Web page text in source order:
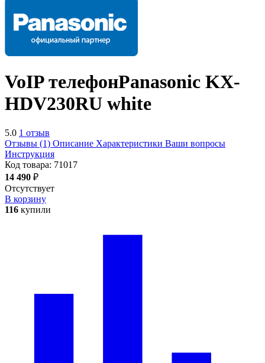
VoIP телефонPanasonic KX-
HDV230RU white
5.0 1 отзыв
Отзывы (1) Описание Характеристики Ваши вопросы
Инструкция
Код товара: 71017
14 490 ₽
Отсутствует
В корзину
116 купили